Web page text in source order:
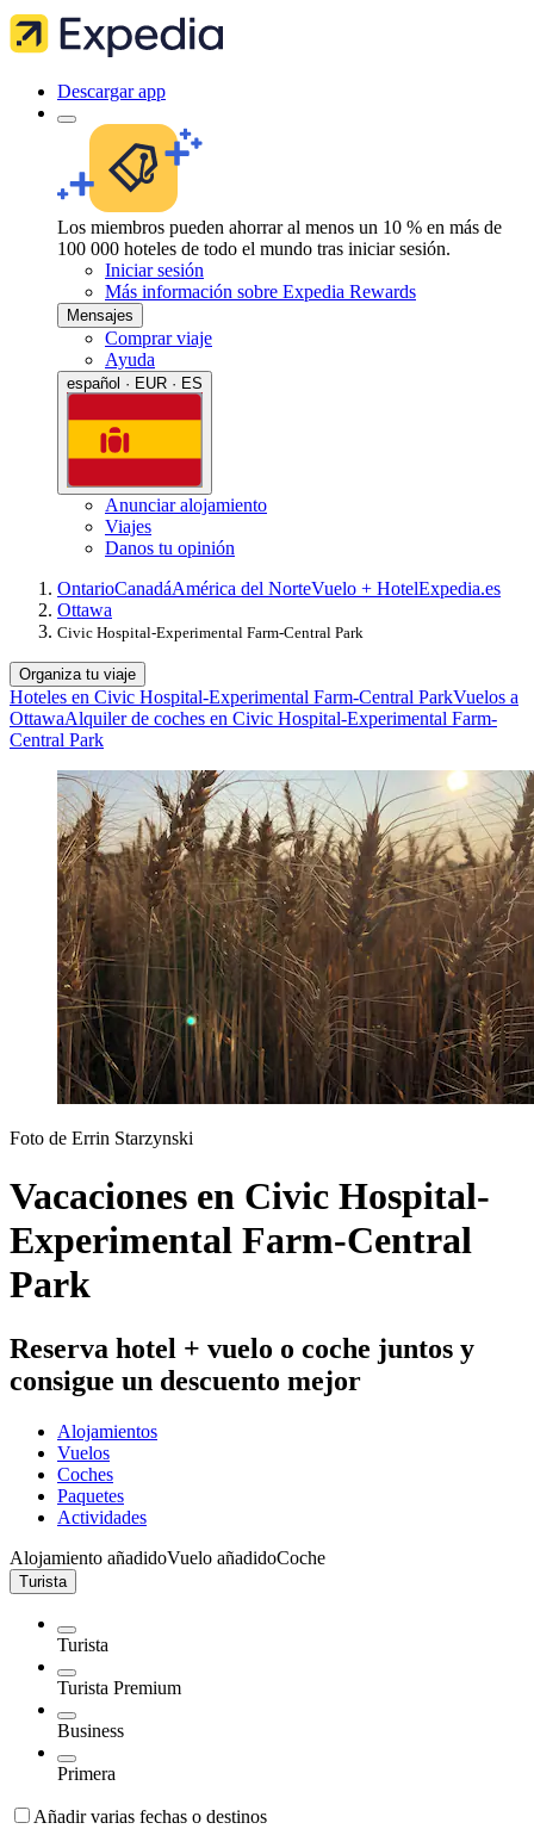
Descargar app
Los miembros pueden ahorrar al menos un 10 % en más de
100 000 hoteles de todo el mundo tras iniciar sesión.
Iniciar sesión
Más información sobre Expedia Rewards
Mensajes
Comprar viaje
Ayuda
español · EUR · ES
Anunciar alojamiento
Viajes
Danos tu opinión
OntarioCanadáAmérica del NorteVuelo + HotelExpedia.es
Ottawa
Civic Hospital-Experimental Farm-Central Park
Organiza tu viaje
Hoteles en Civic Hospital-Experimental Farm-Central ParkVuelos a
OttawaAlquiler de coches en Civic Hospital-Experimental Farm-
Central Park
Foto de Errin Starzynski
Vacaciones en Civic Hospital-
Experimental Farm-Central
Park
Reserva hotel + vuelo o coche juntos y
consigue un descuento mejor
Alojamientos
Vuelos
Coches
Paquetes
Actividades
Alojamiento añadidoVuelo añadidoCoche
Turista
Turista
Turista Premium
Business
Primera
Añadir varias fechas o destinos